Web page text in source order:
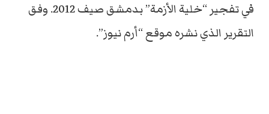
في تفجير “خلية الأزمة” بدمشق صيف 2012. وفق
التقرير الذي نشره موقع “أرم نيوز”.